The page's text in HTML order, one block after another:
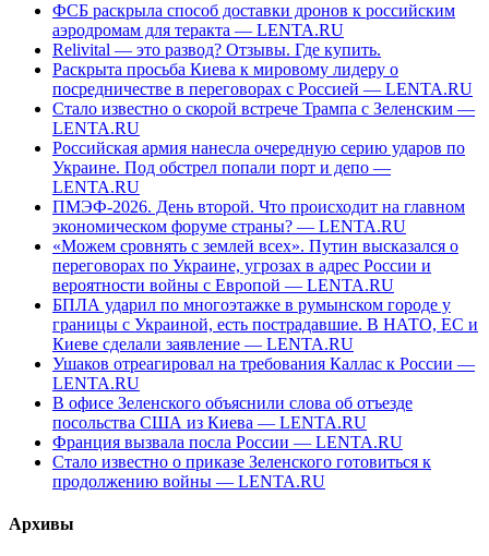
ФСБ раскрыла способ доставки дронов к российским
аэродромам для теракта — LENTA.RU
Relivital — это развод? Отзывы. Где купить.
Раскрыта просьба Киева к мировому лидеру о
посредничестве в переговорах с Россией — LENTA.RU
Стало известно о скорой встрече Трампа с Зеленским —
LENTA.RU
Российская армия нанесла очередную серию ударов по
Украине. Под обстрел попали порт и депо —
LENTA.RU
ПМЭФ-2026. День второй. Что происходит на главном
экономическом форуме страны? — LENTA.RU
«Можем сровнять с землей всех». Путин высказался о
переговорах по Украине, угрозах в адрес России и
вероятности войны с Европой — LENTA.RU
БПЛА ударил по многоэтажке в румынском городе у
границы с Украиной, есть пострадавшие. В НАТО, ЕС и
Киеве сделали заявление — LENTA.RU
Ушаков отреагировал на требования Каллас к России —
LENTA.RU
В офисе Зеленского объяснили слова об отъезде
посольства США из Киева — LENTA.RU
Франция вызвала посла России — LENTA.RU
Стало известно о приказе Зеленского готовиться к
продолжению войны — LENTA.RU
Архивы